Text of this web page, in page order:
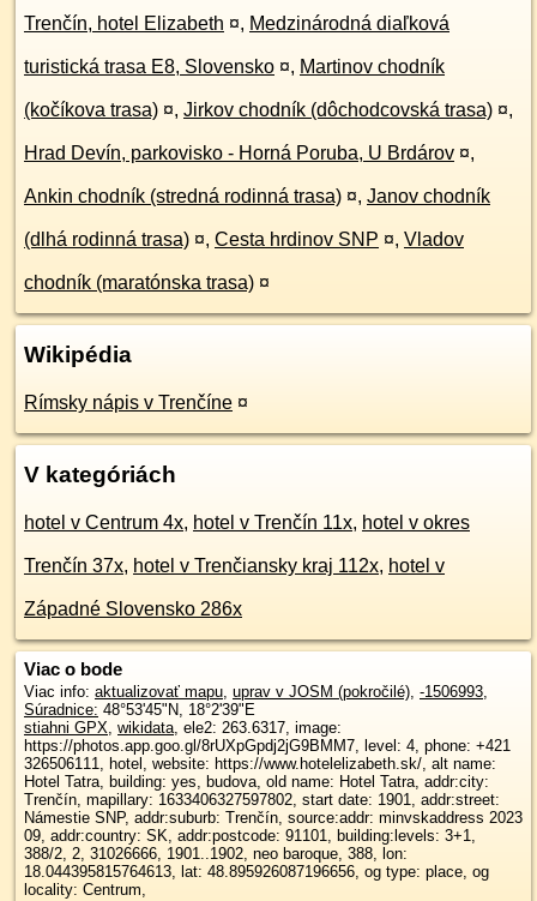
Trenčín, hotel Elizabeth ¤, Medzinárodná diaľková
turistická trasa E8, Slovensko ¤, Martinov chodník
(kočíkova trasa) ¤, Jirkov chodník (dôchodcovská trasa) ¤,
Hrad Devín, parkovisko - Horná Poruba, U Brdárov ¤,
Ankin chodník (stredná rodinná trasa) ¤, Janov chodník
(dlhá rodinná trasa) ¤, Cesta hrdinov SNP ¤, Vladov
chodník (maratónska trasa) ¤
Wikipédia
Rímsky nápis v Trenčíne ¤
V kategóriách
hotel v Centrum 4x, hotel v Trenčín 11x, hotel v okres
Trenčín 37x, hotel v Trenčiansky kraj 112x, hotel v
Západné Slovensko 286x
Viac o bode
Viac info: aktualizovať mapu, uprav v JOSM (pokročilé), -1506993,
Súradnice: 48°53'45"N, 18°2'39"E
stiahni GPX, wikidata, ele2: 263.6317, image:
https://photos.app.goo.gl/8rUXpGpdj2jG9BMM7, level: 4, phone: +421
326506111, hotel, website: https://www.hotelelizabeth.sk/, alt name:
Hotel Tatra, building: yes, budova, old name: Hotel Tatra, addr:city:
Trenčín, mapillary: 1633406327597802, start date: 1901, addr:street:
Námestie SNP, addr:suburb: Trenčín, source:addr: minvskaddress 2023
09, addr:country: SK, addr:postcode: 91101, building:levels: 3+1,
388/2, 2, 31026666, 1901..1902, neo baroque, 388, lon:
18.044395815764613, lat: 48.895926087196656, og type: place, og
locality: Centrum,